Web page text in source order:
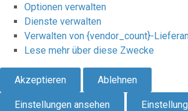
Optionen verwalten
Dienste verwalten
Verwalten von {vendor_count}-
Lese mehr über diese Zwecke
Akzeptieren Ablehnen
Einstellungen ansehen